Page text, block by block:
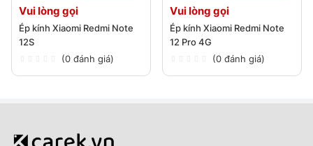
Vui lòng gọi
Ép kính Xiaomi Redmi Note
12S
(0 đánh giá)
Vui lòng gọi
Ép kính Xiaomi Redmi Note
12 Pro 4G
(0 đánh giá)